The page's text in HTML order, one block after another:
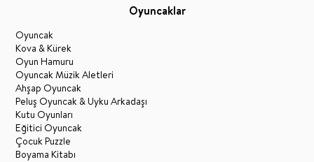
Oyuncaklar
Oyuncak
Kova & Kürek
Oyun Hamuru
Oyuncak Müzik Aletleri
Ahşap Oyuncak
Peluş Oyuncak & Uyku Arkadaşı
Kutu Oyunları
Eğitici Oyuncak
Çocuk Puzzle
Boyama Kitabı